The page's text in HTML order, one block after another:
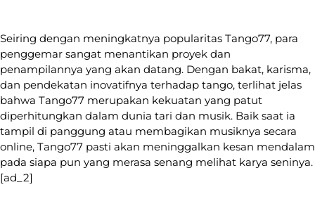
Seiring dengan meningkatnya popularitas Tango77, para
penggemar sangat menantikan proyek dan
penampilannya yang akan datang. Dengan bakat, karisma,
dan pendekatan inovatifnya terhadap tango, terlihat jelas
bahwa Tango77 merupakan kekuatan yang patut
diperhitungkan dalam dunia tari dan musik. Baik saat ia
tampil di panggung atau membagikan musiknya secara
online, Tango77 pasti akan meninggalkan kesan mendalam
pada siapa pun yang merasa senang melihat karya seninya.
[ad_2]